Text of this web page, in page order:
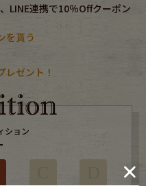
antique goods
vintage bicycle
LINE連携で10％Offクーポン
を貰う
レゼント！
ション